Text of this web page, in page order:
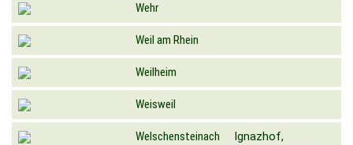
Wehr
Weil am Rhein
Weilheim
Weisweil
Welschensteinach
Ignazhof,